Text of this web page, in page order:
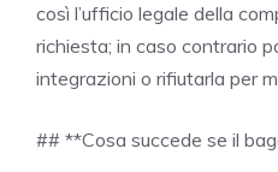
così l’ufficio legale della
richiesta; in caso contrario
integrazioni o rifiutarla per
## **Cosa succede se il